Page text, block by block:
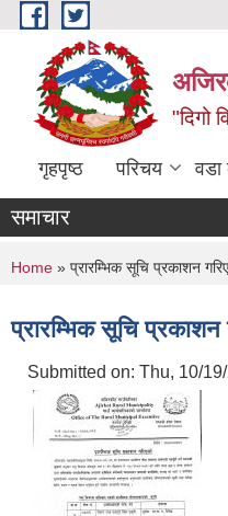
Skip to main content
"दिगो
गृहपृष्ठ परिचय वडा
समाचार
You are here
Home » प्रारम्भिक सूचि प्रकाशन
प्रारम्भिक सूचि प्रकाशन
Submitted on: Thu, 10/